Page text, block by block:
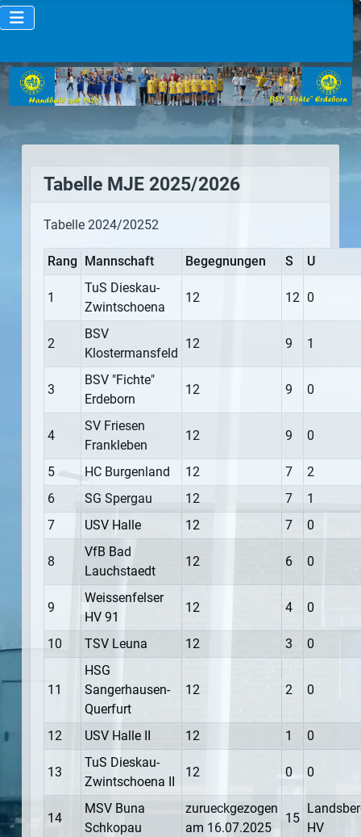
Tabelle MJE 2025/2026
Tabelle 2024/20252
Rang Mannschaft Begegnungen S U
1
TuS Dieskau-
Zwintschoena
12 12 0
2
BSV
Klostermansfeld
12 9 1
3
BSV "Fichte"
Erdeborn
12 9 0
4
SV Friesen
Frankleben
12 9 0
5 HC Burgenland 12 7
2
6
SG Spergau 12 7
1
7
USV Halle 12 7 0
8
VfB Bad
Lauchstaedt
12 6 0
9
Weissenfelser
HV 91
12 4 0
10 TSV Leuna 12 3 0
11
HSG
Sangerhausen-
Querfurt
12 2 0
12 USV Halle II 12 1 0
13
TuS Dieskau-
Zwintschoena II
12 0 0
14
MSV Buna
Schkopau
zurueckgezogen
am 16.07.2025
15
HV